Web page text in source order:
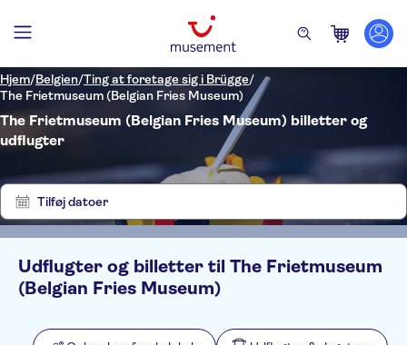
Hjem/Belgien/Ting at foretage sig i Brügge/
The Frietmuseum (Belgian Fries Museum)
The Frietmuseum (Belgian Fries Museum) billetter og
udflugter
Tilføj datoer
FiltersPris (voksen)
Pickup på hotel
Entréudgifter er Inkluderet
Ryd Vis
1
resultater
Udflugter og billetter til The Frietmuseum
(Belgian Fries Museum)